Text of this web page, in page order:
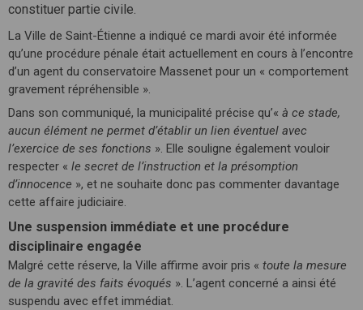
constituer partie civile.
La Ville de Saint-Étienne a indiqué ce mardi avoir été informée
qu’une procédure pénale était actuellement en cours à l’encontre
d’un agent du conservatoire Massenet pour un « comportement
gravement répréhensible ».
Dans son communiqué, la municipalité précise qu’« à ce stade,
aucun élément ne permet d’établir un lien éventuel avec
l’exercice de ses fonctions ». Elle souligne également vouloir
respecter « le secret de l’instruction et la présomption
d’innocence », et ne souhaite donc pas commenter davantage
cette affaire judiciaire.
Une suspension immédiate et une procédure
disciplinaire engagée
Malgré cette réserve, la Ville affirme avoir pris « toute la mesure
de la gravité des faits évoqués ». L’agent concerné a ainsi été
suspendu avec effet immédiat.